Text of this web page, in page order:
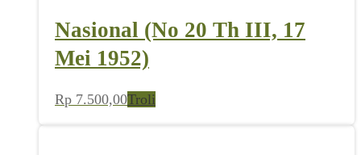
Nasional (No 20 Th III, 17
Mei 1952)
Rp 7.500,00Troli